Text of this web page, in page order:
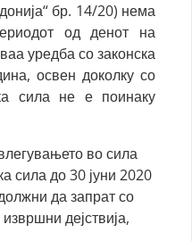
бр. 14/20) нема
од денот на
уредба со законска
освен доколку со
сила не е поинаку
во сила
сила до 30 јуни 2020
да запрат со
дејствија,